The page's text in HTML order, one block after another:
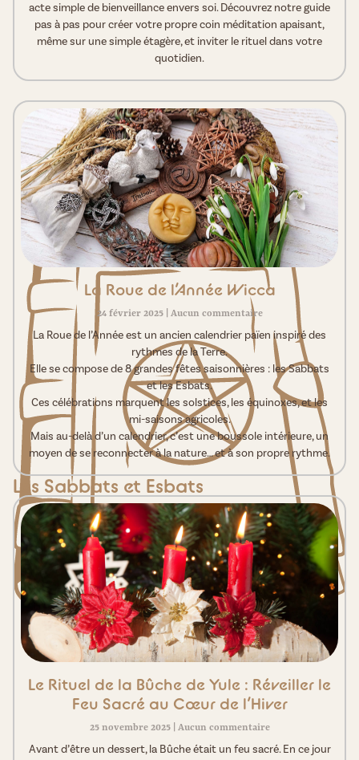
acte simple de bienveillance envers soi. Découvrez notre guide
pas à pas pour créer votre propre coin méditation apaisant,
même sur une simple étagère, et inviter le rituel dans votre
quotidien.
La Roue de l’Année Wicca
24 février 2025 Aucun commentaire
La Roue de l’Année est un ancien calendrier païen inspiré des
rythmes de la Terre.
Elle se compose de 8 grandes fêtes saisonnières : les Sabbats
et les Esbats.
Ces célébrations marquent les solstices, les équinoxes, et les
mi-saisons agricoles.
Mais au-delà d’un calendrier, c’est une boussole intérieure, un
moyen de se reconnecter à la nature… et à son propre rythme.
Les Sabbats et Esbats
Le Rituel de la Bûche de Yule : Réveiller le
Feu Sacré au Cœur de l’Hiver
25 novembre 2025 Aucun commentaire
Avant d’être un dessert, la Bûche était un feu sacré. En ce jour